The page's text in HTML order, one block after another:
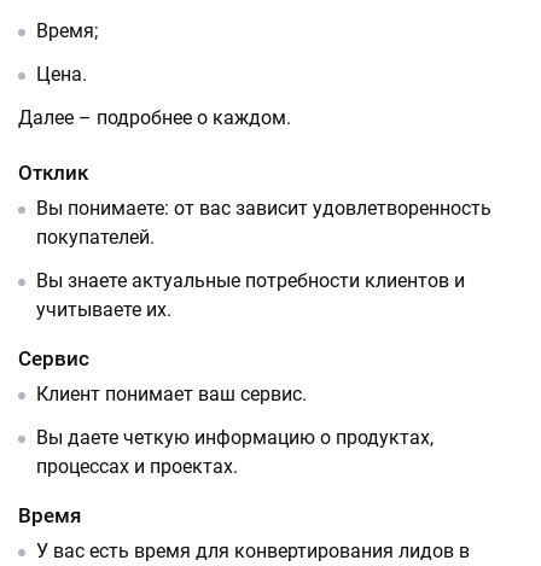
Время;
Цена.
Далее – подробнее о каждом.
Отклик
Вы понимаете: от вас зависит удовлетворенность
покупателей.
Вы знаете актуальные потребности клиентов и
учитываете их.
Сервис
Клиент понимает ваш сервис.
Вы даете четкую информацию о продуктах,
процессах и проектах.
Время
У вас есть время для конвертирования лидов в